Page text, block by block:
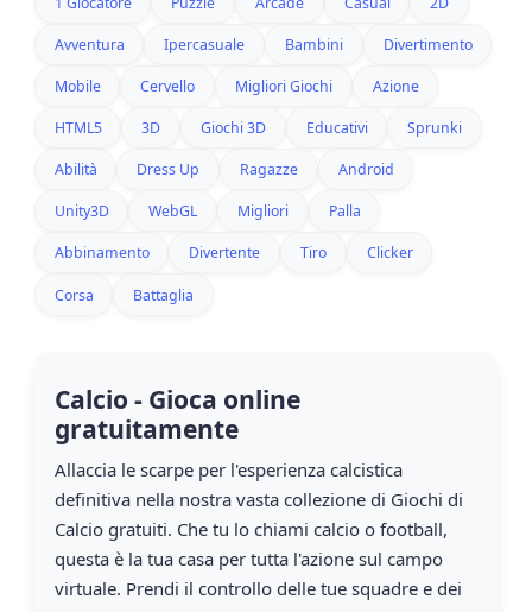
Avventura Ipercasuale Bambini Divertimento
Mobile Cervello Migliori Giochi Azione
HTML5 3D Giochi 3D Educativi Sprunki
Abilità Dress Up Ragazze Android
Unity3D WebGL Migliori Palla
Abbinamento Divertente Tiro Clicker
Corsa Battaglia
Calcio - Gioca online
gratuitamente
Allaccia le scarpe per l'esperienza calcistica
definitiva nella nostra vasta collezione di Giochi di
Calcio gratuiti. Che tu lo chiami calcio o football,
questa è la tua casa per tutta l'azione sul campo
virtuale. Prendi il controllo delle tue squadre e dei